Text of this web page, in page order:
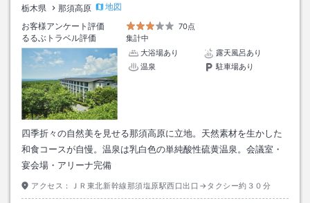
栃木県 那須高原
地図
お客様アンケート評価
70点
るるぶトラベル評価
集計中
大浴場あり
露天風呂あり
温泉
駐車場あり
四季折々の自然美を見せる那須高原に立地。天然素材を生かした
和食コースが自慢。温泉は乳白色の単純酸性硫黄温泉。会議室・
宴会場・アリーナ完備
アクセス： ＪＲ東北新幹線那須塩原駅西口出口→タクシー約３０分